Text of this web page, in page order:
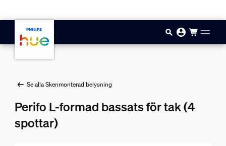
Se alla Skenmonterad belysning
Perifo L-formad bassats för tak (4
spottar)